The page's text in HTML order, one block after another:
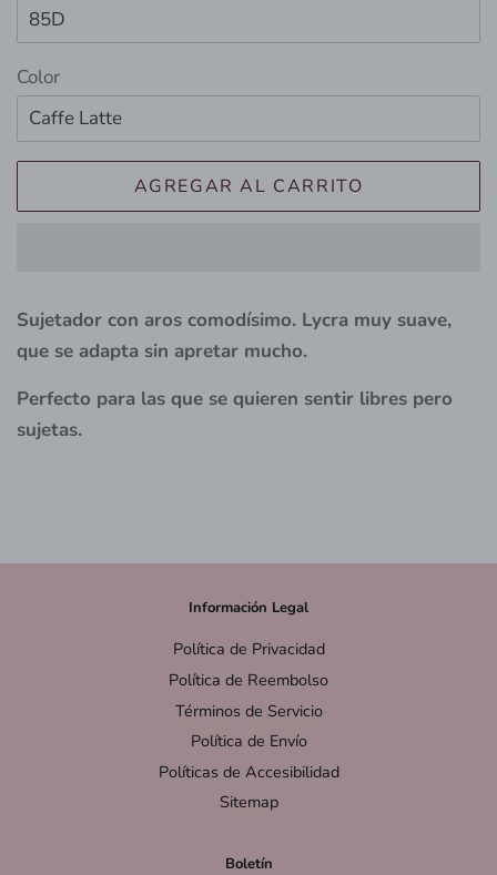
Color
AGREGAR AL CARRITO
Sujetador con aros comodísimo. Lycra muy suave,
que se adapta sin apretar mucho.
Perfecto para las que se quieren sentir libres pero
sujetas.
Información Legal
Política de Privacidad
Política de Reembolso
Términos de Servicio
Política de Envío
Políticas de Accesibilidad
Sitemap
Boletín